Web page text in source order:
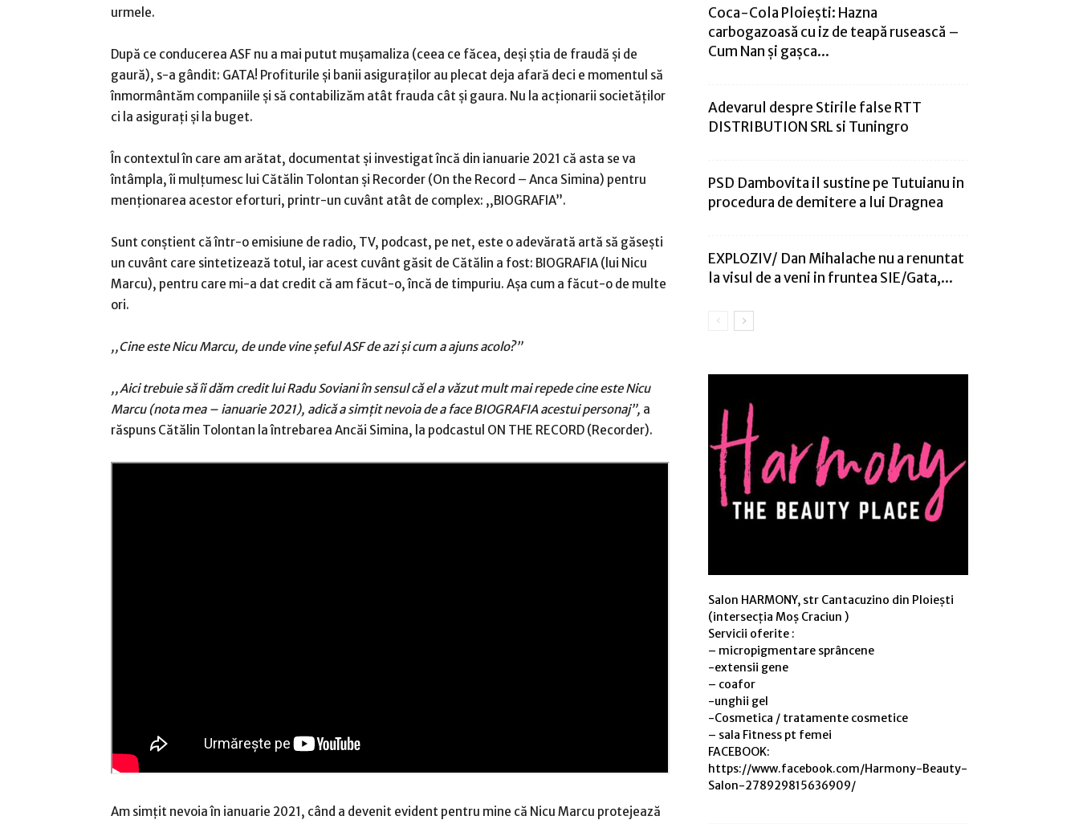
urmele.
După ce conducerea ASF nu a mai putut mușamaliza (ceea ce făcea, deși știa de fraudă și de
gaură), s-a gândit: GATA! Profiturile și banii asiguraților au plecat deja afară deci e momentul să
înmormântăm companiile și să contabilizăm atât frauda cât și gaura. Nu la acționarii societăților
ci la asigurați și la buget.
În contextul în care am arătat, documentat și investigat încă din ianuarie 2021 că asta se va
întâmpla, îi mulțumesc lui Cătălin Tolontan și Recorder (On the Record – Anca Simina) pentru
menționarea acestor eforturi, printr-un cuvânt atât de complex: ,,BIOGRAFIA”.
Sunt conștient că într-o emisiune de radio, TV, podcast, pe net, este o adevărată artă să găsești
un cuvânt care sintetizează totul, iar acest cuvânt găsit de Cătălin a fost: BIOGRAFIA (lui Nicu
Marcu), pentru care mi-a dat credit că am făcut-o, încă de timpuriu. Așa cum a făcut-o de multe
ori.
,,Cine este Nicu Marcu, de unde vine șeful ASF de azi și cum a ajuns acolo?”
,,Aici trebuie să îi dăm credit lui Radu Soviani în sensul că el a văzut mult mai repede cine este Nicu
Marcu (nota mea – ianuarie 2021), adică a simțit nevoia de a face BIOGRAFIA acestui personaj”, a
răspuns Cătălin Tolontan la întrebarea Ancăi Simina, la podcastul ON THE RECORD (Recorder).
Am simțit nevoia în ianuarie 2021, când a devenit evident pentru mine că Nicu Marcu protejează
Coca-Cola Ploiești: Hazna
carbogazoasă cu iz de teapă rusească –
Cum Nan și gașca...
Adevarul despre Stirile false RTT
DISTRIBUTION SRL si Tuningro
PSD Dambovita il sustine pe Tutuianu in
procedura de demitere a lui Dragnea
EXPLOZIV/ Dan Mihalache nu a renuntat
la visul de a veni in fruntea SIE/Gata,...
Salon HARMONY, str Cantacuzino din Ploiești
(intersecția Moș Craciun )
Servicii oferite :
– micropigmentare sprâncene
-extensii gene
– coafor
-unghii gel
-Cosmetica / tratamente cosmetice
– sala Fitness pt femei
FACEBOOK:
https://www.facebook.com/Harmony-Beauty-
Salon-278929815636909/